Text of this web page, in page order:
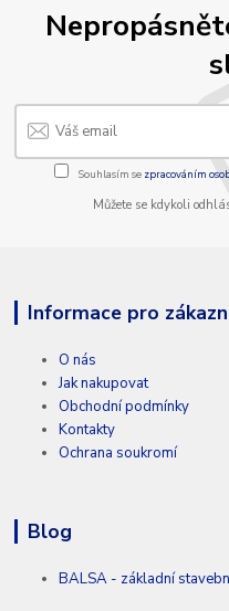
Souhlasím se zpracováním
Můžete se kdykoli
Informace pro
O nás
Jak nakupovat
Obchodní podmínky
Kontakty
Ochrana soukromí
Blog
BALSA - základní